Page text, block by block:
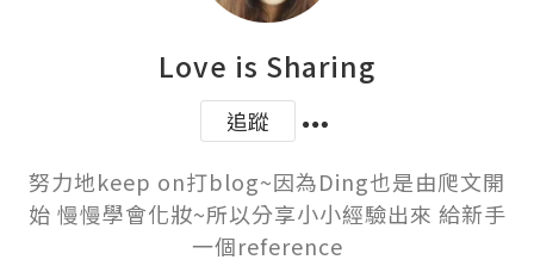
Love is Sharing
追蹤
努力地keep on打blog~因為Ding也是由爬文開
始 慢慢學會化妝~所以分享小小經驗出來 給新手
一個reference